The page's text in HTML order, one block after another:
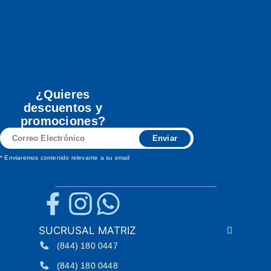
¿Quieres
descuentos y
promociones?
Correo
Electrónico
Enviar
* Enviaremos contenido relevante a su email
SUCRUSAL MATRIZ
(844) 180 0447
(844) 180 0448